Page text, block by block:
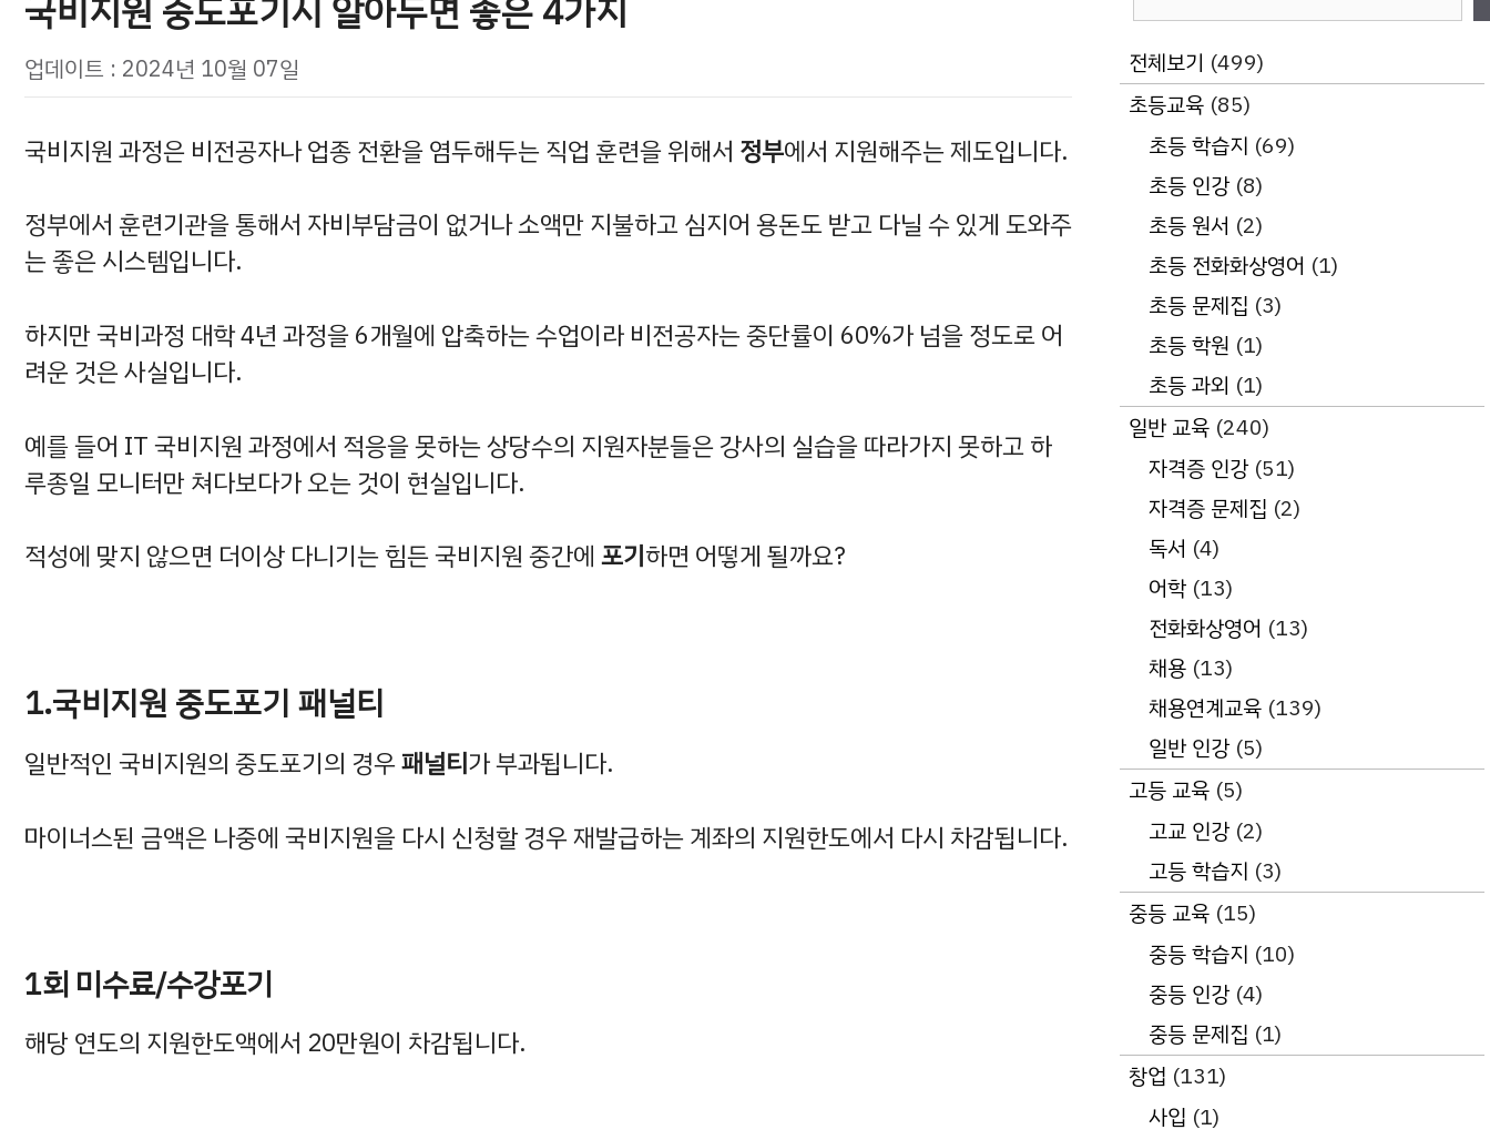
국비지원 중도포기시 알아두면 좋은 4가지
업데이트 : 2024년 10월 07일
국비지원 과정은 비전공자나 업종 전환을 염두해두는 직업 훈련을 위해서 정부에서 지원해주는 제도입니다.
정부에서 훈련기관을 통해서 자비부담금이 없거나 소액만 지불하고 심지어 용돈도 받고 다닐 수 있게 도와주
는 좋은 시스템입니다.
하지만 국비과정 대학 4년 과정을 6개월에 압축하는 수업이라 비전공자는 중단률이 60%가 넘을 정도로 어
려운 것은 사실입니다.
예를 들어 IT 국비지원 과정에서 적응을 못하는 상당수의 지원자분들은 강사의 실습을 따라가지 못하고 하
루종일 모니터만 쳐다보다가 오는 것이 현실입니다.
적성에 맞지 않으면 더이상 다니기는 힘든 국비지원 중간에 포기하면 어떻게 될까요?
1.국비지원 중도포기 패널티
일반적인 국비지원의 중도포기의 경우패널티가 부과됩니다.
마이너스된 금액은 나중에 국비지원을 다시 신청할 경우 재발급하는 계좌의 지원한도에서 다시 차감됩니다.
1회 미수료/수강포기
해당 연도의 지원한도액에서 20만원이 차감됩니다.
전체보기 (499)
초등교육 (85)
초등 학습지 (69)
초등 인강(8)
초등 원서 (2)
초등 전화화상영어 (1)
초등 문제집 (3)
초등 학원 (1)
초등 과외 (1)
일반 교육 (240)
자격증 인강(51)
자격증 문제집 (2)
독서 (4)
어학 (13)
전화화상영어 (13)
채용 (13)
채용연계교육 (139)
일반 인강(5)
고등 교육 (5)
고교 인강(2)
고등 학습지 (3)
중등 교육 (15)
중등 학습지 (10)
중등 인강(4)
중등 문제집 (1)
창업 (131)
사입 (1)